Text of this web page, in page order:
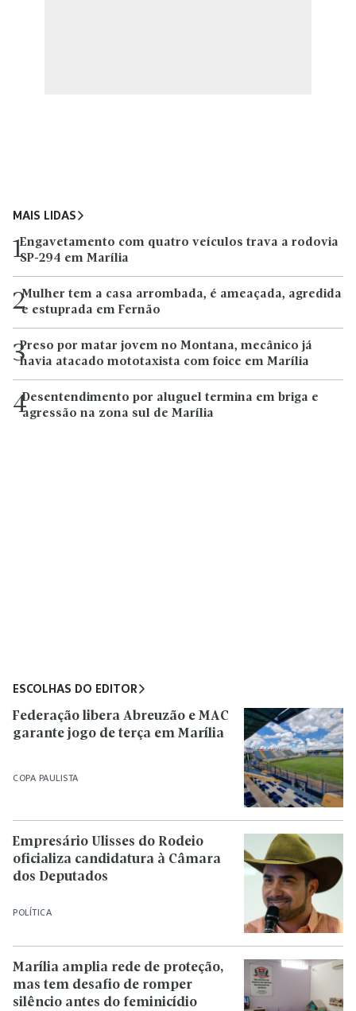
MAIS LIDAS
1Engavetamento com quatro veículos trava a rodovia
SP-294 em Marília
2Mulher tem a casa arrombada, é ameaçada, agredida
e estuprada em Fernão
3Preso por matar jovem no Montana, mecânico já
havia atacado mototaxista com foice em Marília
4Desentendimento por aluguel termina em briga e
agressão na zona sul de Marília
ESCOLHAS DO EDITOR
COPA PAULISTA
Federação libera Abreuzão e MAC
garante jogo de terça em Marília
POLÍTICA
Empresário Ulisses do Rodeio
oficializa candidatura à Câmara
dos Deputados
Marília amplia rede de proteção,
mas tem desafio de romper
silêncio antes do feminicídio